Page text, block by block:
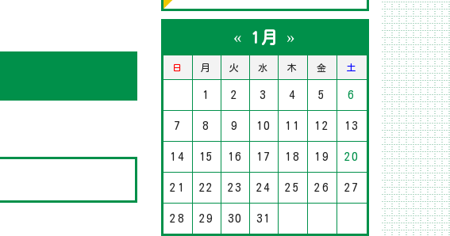
« 1月 »
日 月 火 水 木 金 土
1 2 3 4 5 6
7 8 9 10 11 12 13
14 15 16 17 18 19 20
21 22 23 24 25 26 27
28 29 30 31